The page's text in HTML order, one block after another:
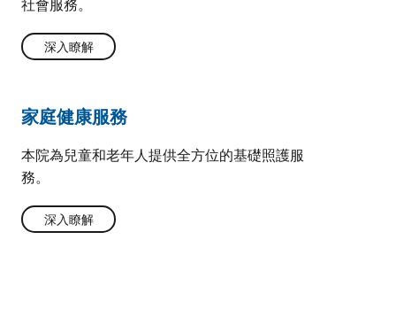
社會服務。
深入瞭解
家庭健康服務
本院為兒童和老年人提供全方位的基礎照護服
務。
深入瞭解